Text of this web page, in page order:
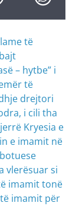
të
– hytbe” i
të
drejtori
i cili tha
Kryesia e
e imamit në
vlerësuar si
imamit tonë
imamit për